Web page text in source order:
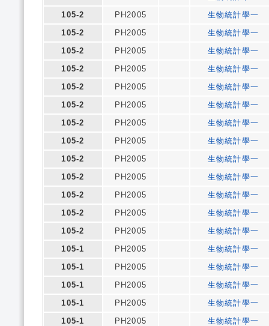
105-2
PH2005
生物統計學一
105-2
PH2005
生物統計學一
105-2
PH2005
生物統計學一
105-2
PH2005
生物統計學一
105-2
PH2005
生物統計學一
105-2
PH2005
生物統計學一
105-2
PH2005
生物統計學一
105-2
PH2005
生物統計學一
105-2
PH2005
生物統計學一
105-2
PH2005
生物統計學一
105-2
PH2005
生物統計學一
105-2
PH2005
生物統計學一
105-2
PH2005
生物統計學一
105-1
PH2005
生物統計學一
105-1
PH2005
生物統計學一
105-1
PH2005
生物統計學一
105-1
PH2005
生物統計學一
105-1
PH2005
生物統計學一